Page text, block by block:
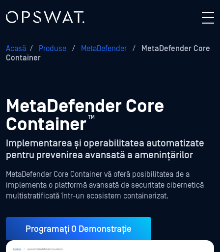
Acasă / Produse / MetaDefender /
MetaDefender Core
Container
MetaDefender Core
Container™
Implementarea și operabilitatea automatizate
pentru prevenirea avansată a amenințărilor
MetaDefender Core Container vă oferă posibilitatea de a
implementa o platformă avansată de securitate cibernetică
multistratificată într-un ecosistem containerizat.
Programați O Demonstrație